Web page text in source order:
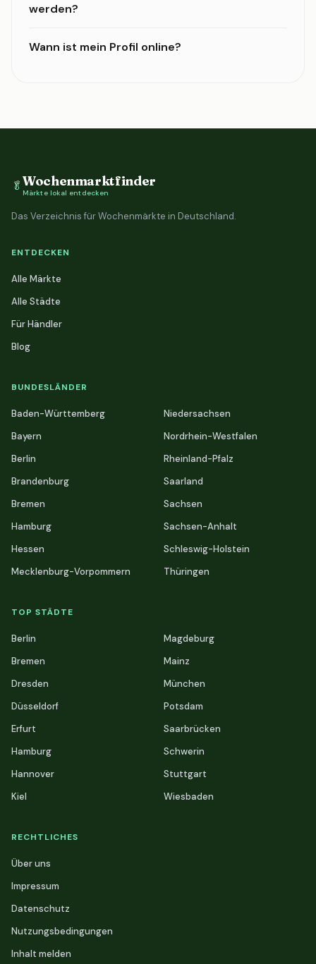
werden?
Wann ist mein Profil online?
🥬Wochenmarktfinder
Märkte lokal entdecken
Das Verzeichnis für Wochenmärkte in Deutschland.
ENTDECKEN
Alle Märkte
Alle Städte
Für Händler
Blog
BUNDESLÄNDER
Baden-Württemberg
Bayern
Berlin
Brandenburg
Bremen
Hamburg
Hessen
Mecklenburg-Vorpommern
Niedersachsen
Nordrhein-Westfalen
Rheinland-Pfalz
Saarland
Sachsen
Sachsen-Anhalt
Schleswig-Holstein
Thüringen
TOP STÄDTE
Berlin
Bremen
Dresden
Düsseldorf
Erfurt
Hamburg
Hannover
Kiel
Magdeburg
Mainz
München
Potsdam
Saarbrücken
Schwerin
Stuttgart
Wiesbaden
RECHTLICHES
Über uns
Impressum
Datenschutz
Nutzungsbedingungen
Inhalt melden